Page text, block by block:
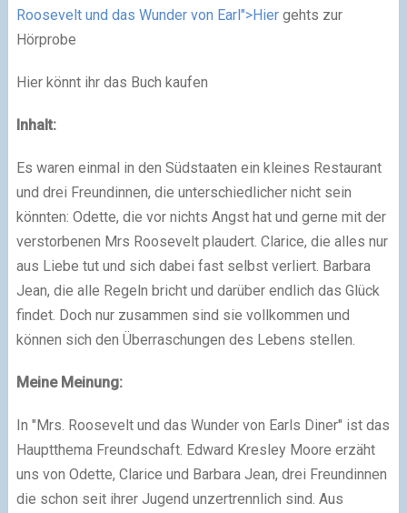
Roosevelt und das Wunder von Earl">Hiergehts zur
Hörprobe
Hier könnt ihr das Buch kaufen
Inhalt:
Es waren einmal in den Südstaaten ein kleines Restaurant
und drei Freundinnen, die unterschiedlicher nicht sein
könnten: Odette, die vor nichts Angst hat und gerne mit der
verstorbenen Mrs Roosevelt plaudert. Clarice, die alles nur
aus Liebe tut und sich dabei fast selbst verliert. Barbara
Jean, die alle Regeln bricht und darüber endlich das Glück
findet. Doch nur zusammen sind sie vollkommen und
können sich den Überraschungen des Lebens stellen.
Meine Meinung:
In "Mrs. Roosevelt und das Wunder von Earls Diner" ist das
Hauptthema Freundschaft. Edward Kresley Moore erzäht
uns von Odette, Clarice und Barbara Jean, drei Freundinnen
die schon seit ihrer Jugend unzertrennlich sind. Aus